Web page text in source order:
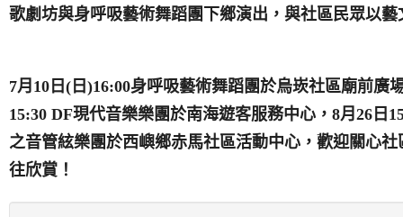
歌劇坊與身呼吸藝術舞蹈團下鄉演出，與社區民眾以藝
7月 10 日 ( 日 )16:00身呼吸藝術舞蹈團於烏崁社區廟前廣
15:30 DF現代音樂樂團於南海遊客服務中心， 8月 26 日
之音管絃樂團於西嶼鄉赤馬社區活動中心，歡迎關心
往欣賞！